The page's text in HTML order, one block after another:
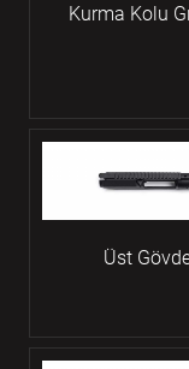
Kurma Kolu
Üst